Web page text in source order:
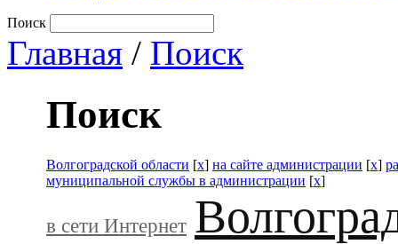
Поиск
Главная / Поиск
Поиск
Волгоградской области [x] на сайте администрации [x]
муниципальной службы в администрации [x]
в сети Интернет